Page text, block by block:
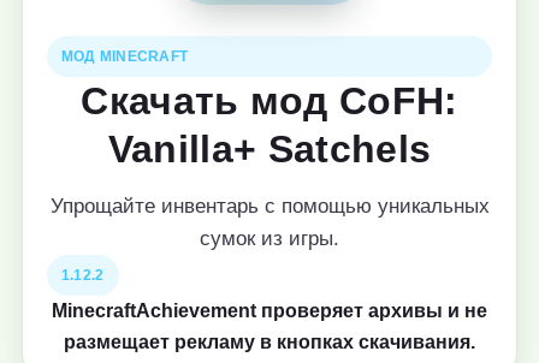
МОД MINECRAFT
Скачать мод CoFH:
Vanilla+ Satchels
Упрощайте инвентарь с помощью уникальных
сумок из игры.
1.12.2
MinecraftAchievement проверяет архивы и не
размещает рекламу в кнопках скачивания.